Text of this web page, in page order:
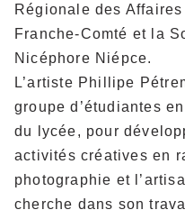
Régionale des
Franche-Comté et la
Nicéphore Niépce.
L’artiste Phillipe
groupe d’étudiantes
du lycée, pour
activités créatives en
photographie et
cherche dans son